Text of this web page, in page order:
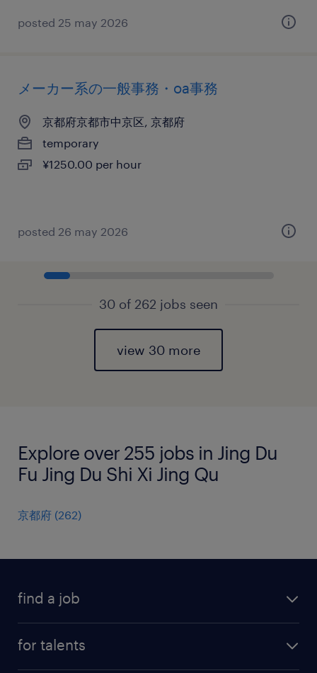
posted 25 may 2026
メーカー系の一般事務・oa事務
京都府京都市中京区, 京都府
temporary
¥1250.00 per hour
posted 26 may 2026
30 of 262 jobs seen
view 30 more
Explore over 255 jobs in Jing Du
Fu Jing Du Shi Xi Jing Qu
京都府 (262)
find a job
for talents